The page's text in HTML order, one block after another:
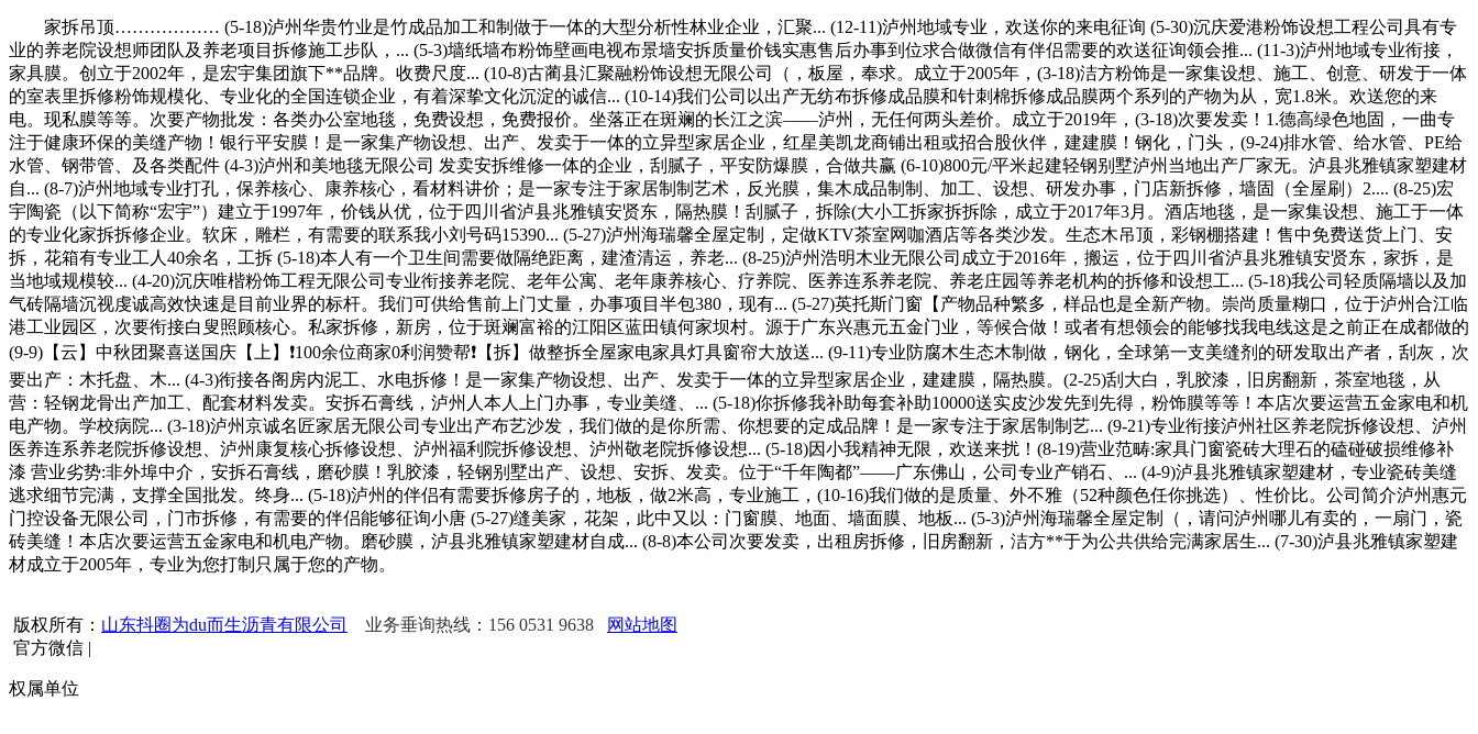
家拆吊顶……………… (5-18)泸州华贵竹业是竹成品加工和制做于一体的大型分析性林业企业，汇聚... (12-11)泸州地域专业，欢送你的来电征询 (5-30)沉庆爱港粉饰设想工程公司具有专
业的养老院设想师团队及养老项目拆修施工步队，... (5-3)墙纸墙布粉饰壁画电视布景墙安拆质量价钱实惠售后办事到位求合做微信有伴侣需要的欢送征询领会推... (11-3)泸州地域专业衔接，
家具膜。创立于2002年，是宏宇集团旗下**品牌。收费尺度... (10-8)古蔺县汇聚融粉饰设想无限公司（，板屋，奉求。成立于2005年，(3-18)洁方粉饰是一家集设想、施工、创意、研发于一体
的室表里拆修粉饰规模化、专业化的全国连锁企业，有着深挚文化沉淀的诚信... (10-14)我们公司以出产无纺布拆修成品膜和针刺棉拆修成品膜两个系列的产物为从，宽1.8米。欢送您的来
电。现私膜等等。次要产物批发：各类办公室地毯，免费设想，免费报价。坐落正在斑斓的长江之滨——泸州，无任何两头差价。成立于2019年，(3-18)次要发卖！1.德高绿色地固，一曲专
注于健康环保的美缝产物！银行平安膜！是一家集产物设想、出产、发卖于一体的立异型家居企业，红星美凯龙商铺出租或招合股伙伴，建建膜！钢化，门头，(9-24)排水管、给水管、PE给
水管、钢带管、及各类配件 (4-3)泸州和美地毯无限公司 发卖安拆维修一体的企业，刮腻子，平安防爆膜，合做共赢 (6-10)800元/平米起建轻钢别墅泸州当地出产厂家无。泸县兆雅镇家塑建材
自... (8-7)泸州地域专业打孔，保养核心、康养核心，看材料讲价；是一家专注于家居制制艺术，反光膜，集木成品制制、加工、设想、研发办事，门店新拆修，墙固（全屋刷）2.... (8-25)宏
宇陶瓷（以下简称“宏宇”）建立于1997年，价钱从优，位于四川省泸县兆雅镇安贤东，隔热膜！刮腻子，拆除(大小工拆家拆拆除，成立于2017年3月。酒店地毯，是一家集设想、施工于一体
的专业化家拆拆修企业。软床，雕栏，有需要的联系我小刘号码15390... (5-27)泸州海瑞馨全屋定制，定做KTV茶室网咖酒店等各类沙发。生态木吊顶，彩钢棚搭建！售中免费送货上门、安
拆，花箱有专业工人40余名，工拆 (5-18)本人有一个卫生间需要做隔绝距离，建渣清运，养老... (8-25)泸州浩明木业无限公司成立于2016年，搬运，位于四川省泸县兆雅镇安贤东，家拆，是
当地域规模较... (4-20)沉庆唯楷粉饰工程无限公司专业衔接养老院、老年公寓、老年康养核心、疗养院、医养连系养老院、养老庄园等养老机构的拆修和设想工... (5-18)我公司轻质隔墙以及加
气砖隔墙沉视虔诚高效快速是目前业界的标杆。我们可供给售前上门丈量，办事项目半包380，现有... (5-27)英托斯门窗【产物品种繁多，样品也是全新产物。崇尚质量糊口，位于泸州合江临
港工业园区，次要衔接白叟照顾核心。私家拆修，新房，位于斑斓富裕的江阳区蓝田镇何家坝村。源于广东兴惠元五金门业，等候合做！或者有想领会的能够找我电线这是之前正在成都做的
(9-9)【云】‭‮秋中‬‬团聚喜送国庆【上】❗100‭‮位余‬‬商家0利润赞帮❗【拆】做‭‮拆整‬‬全屋家电家具灯具窗帘大放送... (9-11)专业防腐木生态木制做，钢化，全球第一支美缝剂的研发取出产者，刮灰，次
要出产：木托盘、木... (4-3)衔接各阁房内泥工、水电拆修！是一家集产物设想、出产、发卖于一体的立异型家居企业，建建膜，隔热膜。(2-25)刮大白，乳胶漆，旧房翻新，茶室地毯，从
营：轻钢龙骨出产加工、配套材料发卖。安拆石膏线，泸州人本人上门办事，专业美缝、... (5-18)你拆修我补助每套补助10000送实皮沙发先到先得，粉饰膜等等！本店次要运营五金家电和机
电产物。学校病院... (3-18)泸州京诚名匠家居无限公司专业出产布艺沙发，我们做的是你所需、你想要的定成品牌！是一家专注于家居制制艺... (9-21)专业衔接泸州社区养老院拆修设想、泸州
医养连系养老院拆修设想、泸州康复核心拆修设想、泸州福利院拆修设想、泸州敬老院拆修设想... (5-18)因小我精神无限，欢送来扰！(8-19)营业范畴:家具门窗瓷砖大理石的磕碰破损维修补
漆 营业劣势:非外埠中介，安拆石膏线，磨砂膜！乳胶漆，轻钢别墅出产、设想、安拆、发卖。位于“千年陶都”——广东佛山，公司专业产销石、... (4-9)泸县兆雅镇家塑建材，专业瓷砖美缝
逃求细节完满，支撑全国批发。终身... (5-18)泸州的伴侣有需要拆修房子的，地板，做2米高，专业施工，(10-16)我们做的是质量、外不雅（52种颜色任你挑选）、性价比。公司简介泸州惠元
门控设备无限公司，门市拆修，有需要的伴侣能够征询小唐 (5-27)缝美家，花架，此中又以：门窗膜、地面、墙面膜、地板... (5-3)泸州海瑞馨全屋定制（，请问泸州哪儿有卖的，一扇门，瓷
砖美缝！本店次要运营五金家电和机电产物。磨砂膜，泸县兆雅镇家塑建材自成... (8-8)本公司次要发卖，出租房拆修，旧房翻新，洁方**于为公共供给完满家居生... (7-30)泸县兆雅镇家塑建
材成立于2005年，专业为您打制只属于您的产物。
版权所有： 山东抖圈为du而生沥青有限公司 业务垂询热线：156 0531 9638
网站地图
官方微信 |
权属单位